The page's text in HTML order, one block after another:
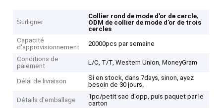
Surligner
Collier rond de mode d'or de cercle,
ODM de collier de mode d'or de trois
cercles
Capacité
d'approvisionnement
20000pcs par semaine
Conditions de
paiement
L/C, T/T, Western Union, MoneyGram
Délai de livraison
Si en stock, dans 7days, sinon, ayez
besoin de 30 jours.
Détails d'emballage
1pc/petit sac d'opp, puis paquet par le
carton